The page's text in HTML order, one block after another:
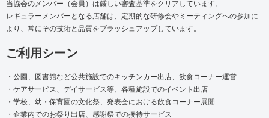
当協会のメンバー（会員）は厳しい審査基準をクリアしています。
レギュラーメンバーとなる店舗は、定期的な研修会やミーティングへの参加に
より、常にその技術と品質をブラッシュアップしています。
ご利用シーン
・公園、図書館など公共施設でのキッチンカー出店、飲食コーナー運営
・ケアサービス、デイサービス等、各種施設でのイベント出店
・学校、幼・保育園の文化祭、発表会における飲食コーナー展開
・企業内でのお祭り出店、感謝祭での接待サービス